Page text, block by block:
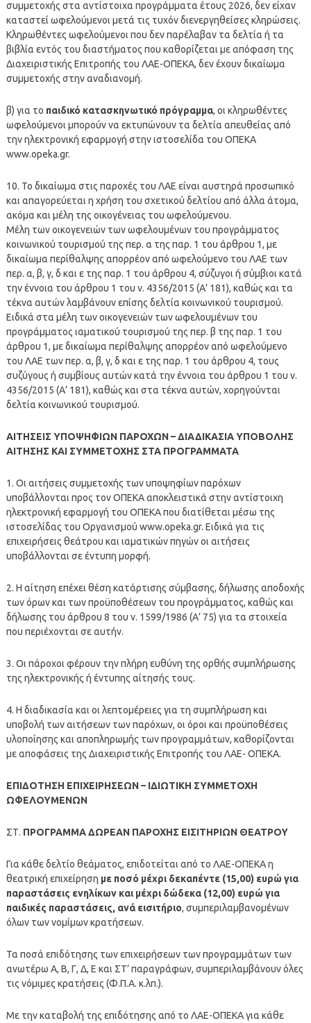
συμμετοχής στα αντίστοιχα προγράμματα έτους 2026, δεν είχαν
καταστεί ωφελούμενοι μετά τις τυχόν διενεργηθείσες κληρώσεις.
Κληρωθέντες ωφελούμενοι που δεν παρέλαβαν τα δελτία ή τα
βιβλία εντός του διαστήματος που καθορίζεται με απόφαση της
Διαχειριστικής Επιτροπής του ΛΑΕ-ΟΠΕΚΑ, δεν έχουν δικαίωμα
συμμετοχής στην αναδιανομή.
β) για το παιδικό κατασκηνωτικό πρόγραμμα, οι κληρωθέντες
ωφελούμενοι μπορούν να εκτυπώνουν τα δελτία απευθείας από
την ηλεκτρονική εφαρμογή στην ιστοσελίδα του ΟΠΕΚΑ
www.opeka.gr.
10. Το δικαίωμα στις παροχές του ΛΑΕ είναι αυστηρά προσωπικό
και απαγορεύεται η χρήση του σχετικού δελτίου από άλλα άτομα,
ακόμα και μέλη της οικογένειας του ωφελούμενου.
Μέλη των οικογενειών των ωφελουμένων του προγράμματος
κοινωνικού τουρισμού της περ. α της παρ. 1 του άρθρου 1, με
δικαίωμα περίθαλψης απορρέον από ωφελούμενο του ΛΑΕ των
περ. α, β, γ, δ και ε της παρ. 1 του άρθρου 4, σύζυγοι ή σύμβιοι κατά
την έννοια του άρθρου 1 του ν. 4356/2015 (Α’ 181), καθώς και τα
τέκνα αυτών λαμβάνουν επίσης δελτία κοινωνικού τουρισμού.
Ειδικά στα μέλη των οικογενειών των ωφελουμένων του
προγράμματος ιαματικού τουρισμού της περ. β της παρ. 1 του
άρθρου 1, με δικαίωμα περίθαλψης απορρέον από ωφελούμενο
του ΛΑΕ των περ. α, β, γ, δ και ε της παρ. 1 του άρθρου 4, τους
συζύγους ή συμβίους αυτών κατά την έννοια του άρθρου 1 του ν.
4356/2015 (Α’ 181), καθώς και στα τέκνα αυτών, χορηγούνται
δελτία κοινωνικού τουρισμού.
ΑΙΤΗΣΕΙΣ ΥΠΟΨΗΦΙΩΝ ΠΑΡΟΧΩΝ – ΔΙΑΔΙΚΑΣΙΑ ΥΠΟΒΟΛΗΣ
ΑΙΤΗΣΗΣ ΚΑΙ ΣΥΜΜΕΤΟΧΗΣ ΣΤΑ ΠΡΟΓΡΑΜΜΑΤΑ
1. Οι αιτήσεις συμμετοχής των υποψηφίων παρόχων
υποβάλλονται προς τον ΟΠΕΚΑ αποκλειστικά στην αντίστοιχη
ηλεκτρονική εφαρμογή του ΟΠΕΚΑ που διατίθεται μέσω της
ιστοσελίδας του Οργανισμού www.opeka.gr. Ειδικά για τις
επιχειρήσεις θεάτρου και ιαματικών πηγών οι αιτήσεις
υποβάλλονται σε έντυπη μορφή.
2. Η αίτηση επέχει θέση κατάρτισης σύμβασης, δήλωσης αποδοχής
των όρων και των προϋποθέσεων του προγράμματος, καθώς και
δήλωσης του άρθρου 8 του ν. 1599/1986 (Α’ 75) για τα στοιχεία
που περιέχονται σε αυτήν.
3. Οι πάροχοι φέρουν την πλήρη ευθύνη της ορθής συμπλήρωσης
της ηλεκτρονικής ή έντυπης αίτησής τους.
4. Η διαδικασία και οι λεπτομέρειες για τη συμπλήρωση και
υποβολή των αιτήσεων των παρόχων, οι όροι και προϋποθέσεις
υλοποίησης και αποπληρωμής των προγραμμάτων, καθορίζονται
με αποφάσεις της Διαχειριστικής Επιτροπής του ΛΑΕ- ΟΠΕΚΑ.
ΕΠΙΔΟΤΗΣΗ ΕΠΙΧΕΙΡΗΣΕΩΝ – ΙΔΙΩΤΙΚΗ ΣΥΜΜΕΤΟΧΗ
ΩΦΕΛΟΥΜΕΝΩΝ
ΣΤ. ΠΡΟΓΡΑΜΜΑ ΔΩΡΕΑΝ ΠΑΡΟΧΗΣ ΕΙΣΙΤΗΡΙΩΝ ΘΕΑΤΡΟΥ
Για κάθε δελτίο θεάματος, επιδοτείται από το ΛΑΕ-ΟΠΕΚΑ η
θεατρική επιχείρηση με ποσό μέχρι δεκαπέντε (15,00) ευρώ για
παραστάσεις ενηλίκων και μέχρι δώδεκα (12,00) ευρώ για
παιδικές παραστάσεις, ανά εισιτήριο, συμπεριλαμβανομένων
όλων των νομίμων κρατήσεων.
Τα ποσά επιδότησης των επιχειρήσεων των προγραμμάτων των
ανωτέρω Α, Β, Γ, Δ, Ε και ΣΤ’ παραγράφων, συμπεριλαμβάνουν όλες
τις νόμιμες κρατήσεις (Φ.Π.Α. κ.λπ.).
Με την καταβολή της επιδότησης από το ΛΑΕ-ΟΠΕΚΑ για κάθε